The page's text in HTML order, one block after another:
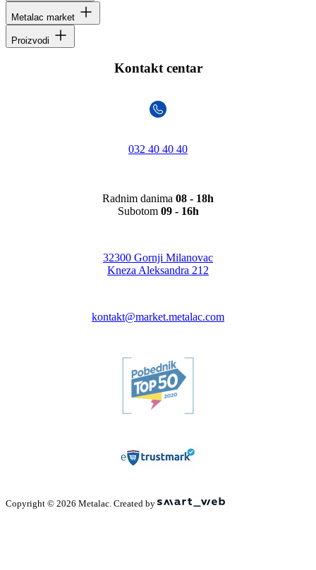
Metalac market
Proizvodi
Kontakt centar
032 40 40 40
Radnim danima 08 - 18h
Subotom 09 - 16h
32300 Gornji Milanovac
Kneza Aleksandra 212
kontakt@market.metalac.com
Copyright © 2026 Metalac. Created by